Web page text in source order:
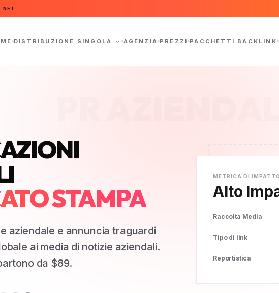
DISTRIBUZIONE SINGOLA AGENZIA PREZZI PACCHETTI BACKLINK
STAMPA
aziendale e annuncia traguardi
ai media di notizie aziendali.
da $89.
METRICA DI IMPATTO
Alto
Raccolta Media
Tipo di link
Reportistica